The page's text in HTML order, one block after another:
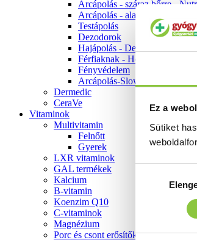
Ez a
Sütiket
kiválasztása
Arcápolás - száraz bőrre -
Arcápolás - alapozók
Testápolás
Dezodorok
Hajápolás - Dercos
Férfiaknak - Homme
Fényvédelem
Arcápolás-Slow Age
Dermedic
CeraVe
Vitaminok
Multivitamin
Felnőtt
Gyerek
LXR vitaminok
GAL termékek
Kalcium
B-vitamin
Koenzim Q10
C-vitaminok
Magnézium
Porc és csont erősítők